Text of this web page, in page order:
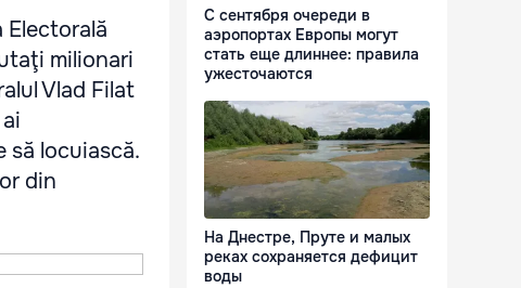
Electorală
milionari
Vlad Filat
să locuiască.
din
С сентября очереди в
аэропортах Европы могут
стать еще длиннее: правила
ужесточаются
На Днестре, Пруте и малых
реках сохраняется дефицит
воды